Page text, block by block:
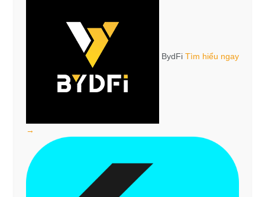
BydFi Tìm hiểu ngay
→